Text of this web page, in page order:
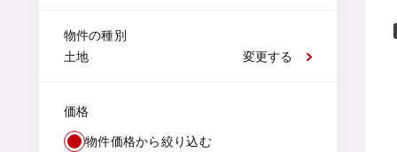
物件の種別
土地
変更する
価格
物件価格から絞り込む